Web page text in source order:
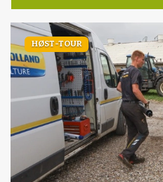
HØST-TOUR